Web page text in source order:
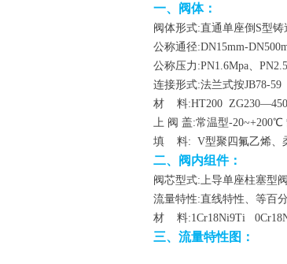
一、阀体：
阀体形式:直通单座倒S型铸
公称通径:DN15mm-
公称压力:PN1.6Mpa、
连接形式:法兰式按
材 料:HT200 ZG230—450
上 阀 盖:常温型-20~+200℃
填 料: V型聚四氟乙烯、
二、阀内组件：
阀芯型式:上导单座柱塞型
流量特性:直线特性、等百
材 料:1Cr18Ni9Ti
三、流量特性图：